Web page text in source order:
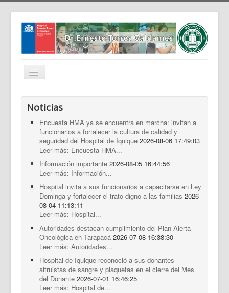
Cambiar
navegación
Home
Noticias
Trabaja Con Nosotros
Contáctenos
Intranet
Planificación
Gestión de Personas
Documentos Destacados
Noticias
Encuesta HMA ya se encuentra en marcha: invitan a
funcionarios a fortalecer la cultura de calidad y
seguridad del Hospital de Iquique 2026-08-06 17:49:03
Leer más: Encuesta HMA...
Información importante 2026-08-05 16:44:56
Leer más: Información...
Hospital invita a sus funcionarios a capacitarse en Ley
Dominga y fortalecer el trato digno a las familias 2026-
08-04 11:13:11
Leer más: Hospital...
Autoridades destacan cumplimiento del Plan Alerta
Oncológica en Tarapacá 2026-07-08 16:38:30
Leer más: Autoridades...
Hospital de Iquique reconoció a sus donantes
altruistas de sangre y plaquetas en el cierre del Mes
del Donante 2026-07-01 16:46:25
Leer más: Hospital de...